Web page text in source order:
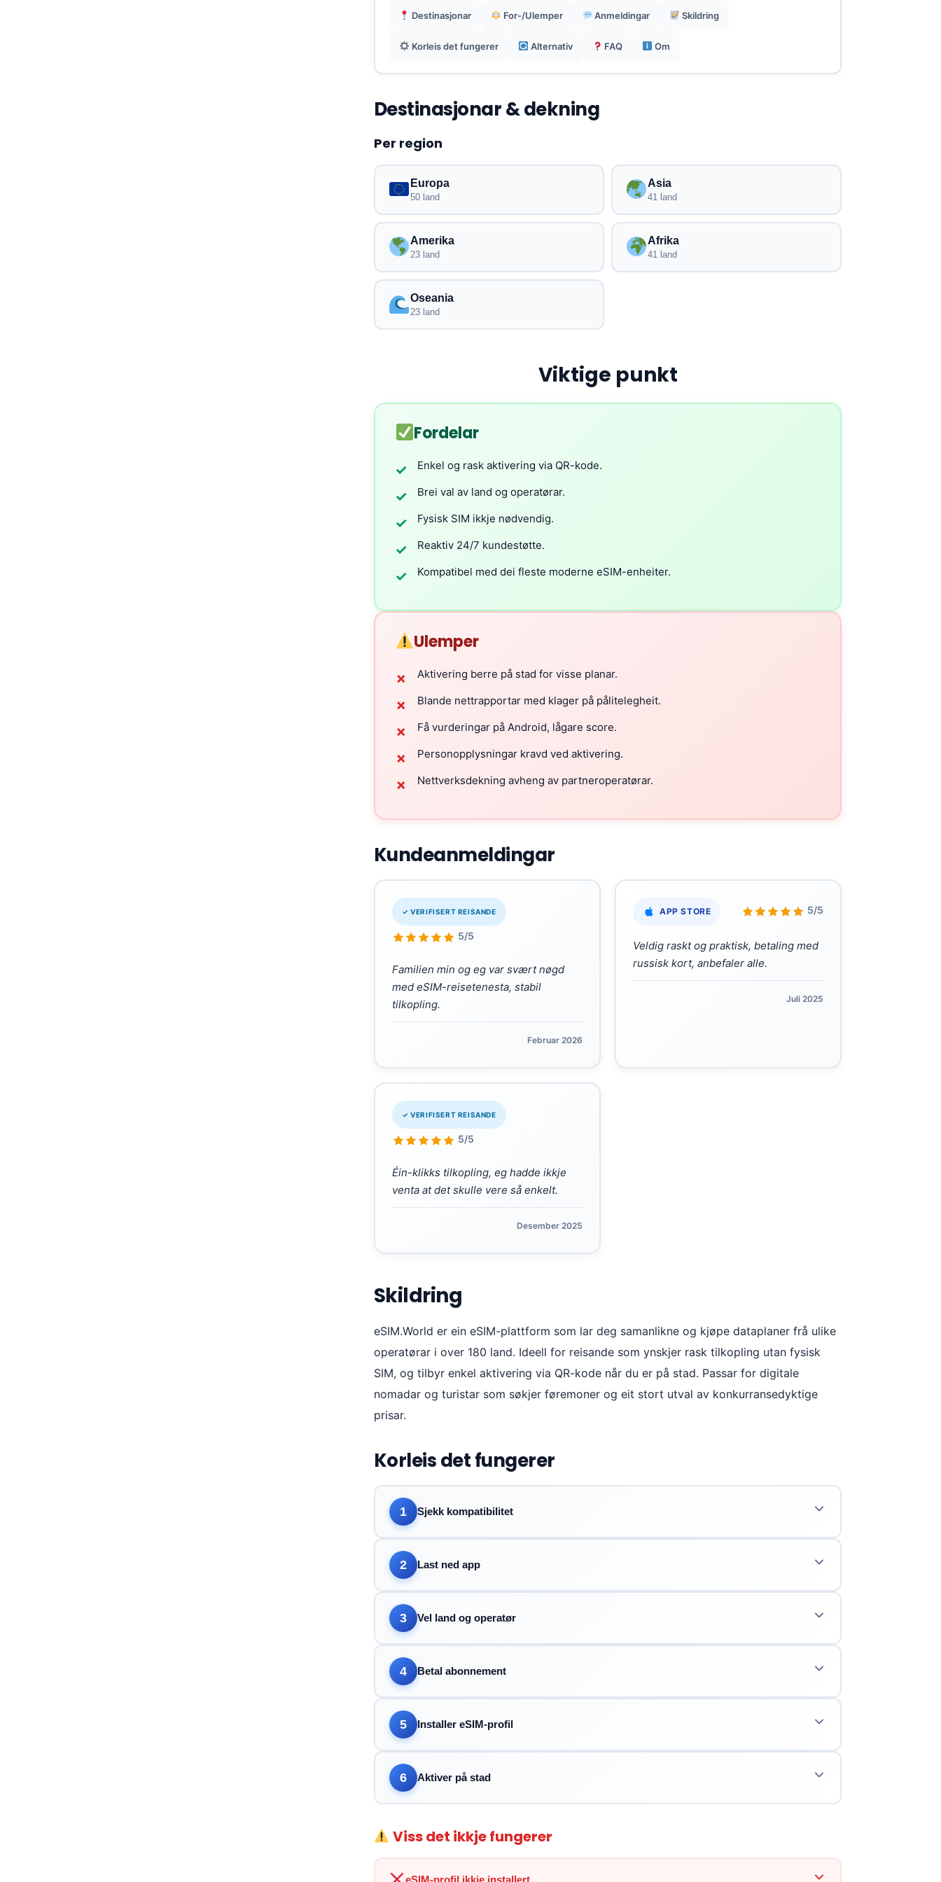
Destinasjonar For-/Ulemper Anmeldingar Skildring
Korleis det fungerer Alternativ FAQ Om
Destinasjonar & dekning
Per region
Europa
50 land
Asia
41 land
Amerika
23 land
Afrika
41 land
Oseania
23 land
Viktige punkt
Fordelar
✓ Enkel og rask aktivering via QR-kode.
✓ Brei val av land og operatørar.
✓ Fysisk SIM ikkje nødvendig.
✓ Reaktiv 24/7 kundestøtte.
✓ Kompatibel med dei fleste moderne eSIM-enheiter.
Ulemper
✗ Aktivering berre på stad for visse planar.
✗ Blande nettrapportar med klager på pålitelegheit.
✗ Få vurderingar på Android, lågare score.
✗ Personopplysningar kravd ved aktivering.
✗ Nettverksdekning avheng av partneroperatørar.
Kundeanmeldingar
✓ VERIFISERT REISANDE
5/5
«
Familien min og eg var svært nøgd
med eSIM-reisetenesta, stabil
tilkopling.
Februar 2026
APP STORE 5/5
«
Veldig raskt og praktisk, betaling med
russisk kort, anbefaler alle.
Juli 2025
✓ VERIFISERT REISANDE
5/5
«
Éin-klikks tilkopling, eg hadde ikkje
venta at det skulle vere så enkelt.
Desember 2025
Skildring
eSIM.World er ein eSIM-plattform som lar deg samanlikne og kjøpe dataplaner frå ulike
operatørar i over 180 land. Ideell for reisande som ynskjer rask tilkopling utan fysisk
SIM, og tilbyr enkel aktivering via QR-kode når du er på stad. Passar for digitale
nomadar og turistar som søkjer føremoner og eit stort utval av konkurransedyktige
prisar.
Korleis det fungerer
1 Sjekk kompatibilitet
2 Last ned app
3 Vel land og operatør
4 Betal abonnement
5 Installer eSIM-profil
6 Aktiver på stad
Viss det ikkje fungerer
eSIM-profil ikkje installert